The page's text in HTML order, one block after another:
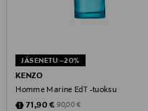
Kenzo, Homme
JÄSENETU –20%
KENZO
Homme Marine EdT -tuoksu
Discounted Price
71,90 € Original Price
90,00 €